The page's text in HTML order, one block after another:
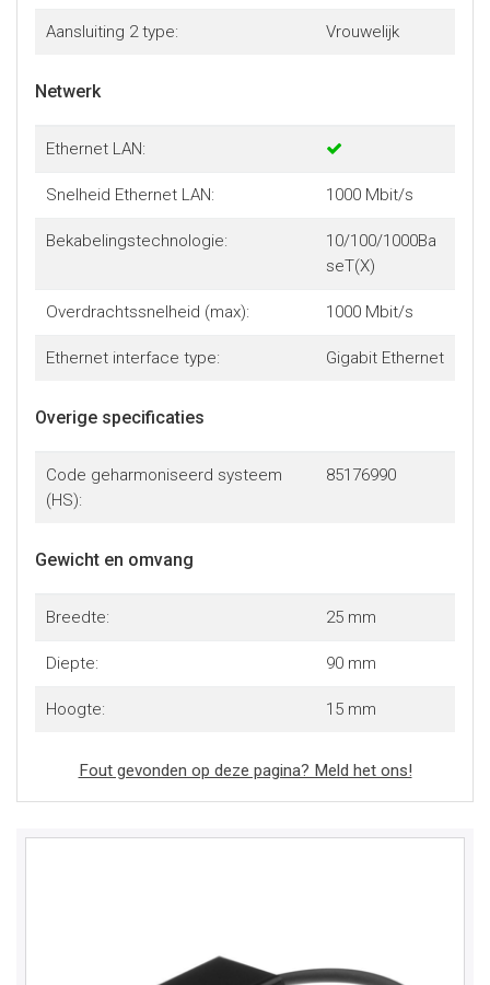
Aansluiting 2 type: Vrouwelijk
Netwerk
Ethernet LAN:
Snelheid Ethernet LAN: 1000 Mbit/s
Bekabelingstechnologie:
10/100/1000Ba
seT(X)
Overdrachtssnelheid (max): 1000 Mbit/s
Ethernet interface type: Gigabit Ethernet
Overige specificaties
Code geharmoniseerd systeem
(HS):
85176990
Gewicht en omvang
Breedte: 25 mm
Diepte: 90 mm
Hoogte: 15 mm
Fout gevonden op deze pagina? Meld het ons!